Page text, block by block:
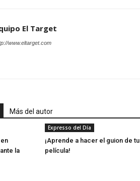
El Target
www.eltarget.com
Más del autor
la
Expresso del Día
¡Aprende a hacer el guion de tu
película!